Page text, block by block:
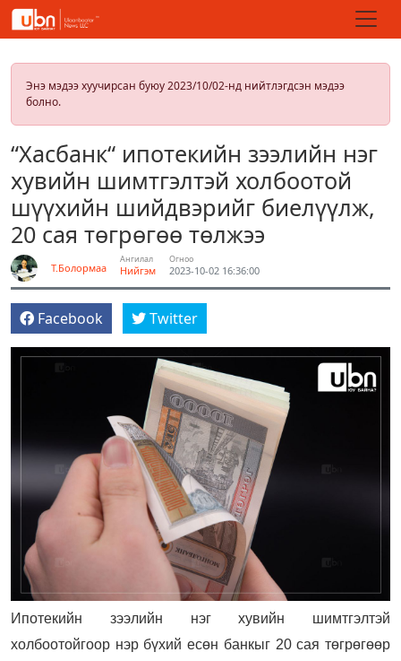
Энэ мэдээ хуучирсан буюу 2023/10/02-нд нийтлэгдсэн мэдээ
болно.
“Хасбанк“ ипотекийн зээлийн нэг
хувийн шимтгэлтэй холбоотой
шүүхийн шийдвэрийг биелүүлж,
20 сая төгрөгөө төлжээ
Т.Болормаа
Ангилал
Нийгэм
Огноо
2023-10-02 16:36:00
Facebook Twitter
Ипотекийн зээлийн нэг хувийн шимтгэлтэй
холбоотойгоор нэр бүхий есөн банкыг 20 сая төгрөгөөр